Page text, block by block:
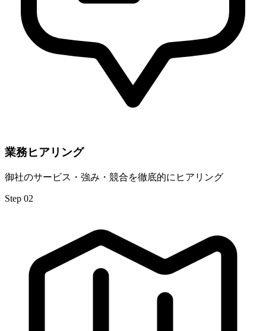
業務ヒアリング
御社のサービス・強み・競合を徹底的にヒアリング
Step 02